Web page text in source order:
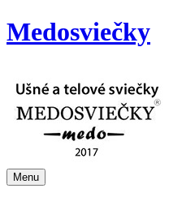
Medosviečky
Menu